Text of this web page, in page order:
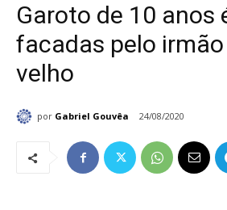
Garoto de 10 anos
facadas pelo
velho
por Gabriel Gouvêa 24/08/2020